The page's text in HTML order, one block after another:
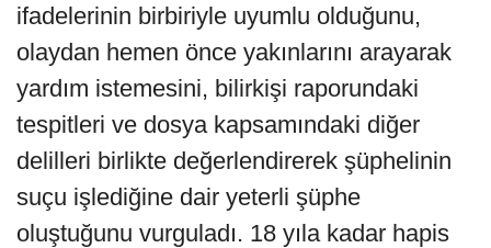
ifadelerinin birbiriyle uyumlu olduğunu,
olaydan hemen önce yakınlarını arayarak
yardım istemesini, bilirkişi raporundaki
tespitleri ve dosya kapsamındaki diğer
delilleri birlikte değerlendirerek şüphelinin
suçu işlediğine dair yeterli şüphe
oluştuğunu vurguladı. 18 yıla kadar hapis